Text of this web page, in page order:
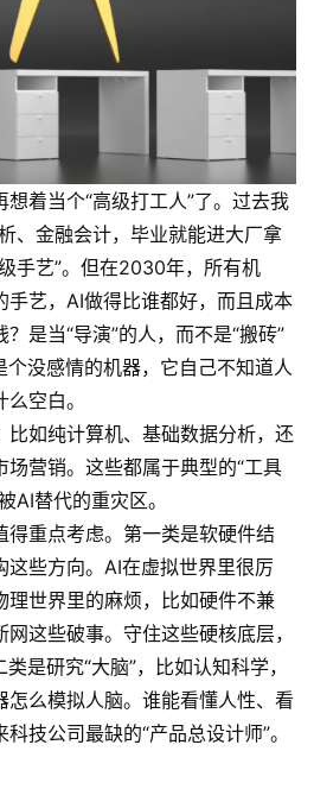
着当个“高级打工人”了。过去我
、金融会计，毕业就能进大厂拿
手艺”。但在2030年，所有机
手艺，AI做得比谁都好，而且成本
是当“导演”的人，而不是“搬砖”
没感情的机器，它自己不知道人
空白。
比如纯计算机、基础数据分析，还
营销。这些都属于典型的“工具
AI替代的重灾区。
得重点考虑。第一类是软硬件结
这些方向。AI在虚拟世界里很厉
理世界里的麻烦，比如硬件不兼
这些破事。守住这些硬核底层，
是研究“大脑”，比如认知科学，
怎么模拟人脑。谁能看懂人性、看
技公司最缺的“产品总设计师”。